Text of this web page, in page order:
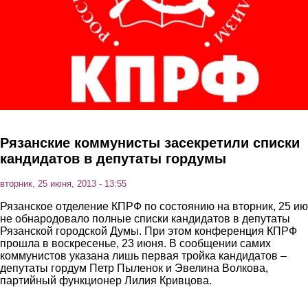
Рязанские коммунисты засекретили списки
кандидатов в депутаты гордумы
вторник, 25 июня, 2013 - 13:55
Рязанское отделение КПРФ по состоянию на вторник, 25
не обнародовало полные списки кандидатов в депутаты
Рязанской городской Думы. При этом конференция КПРФ
прошла в воскресенье, 23 июня. В сообщении самих
коммунистов указана лишь первая тройка кандидатов –
депутаты гордум Петр Пыленок и Эвелина Волкова,
партийный функционер Лилия Кривцова.